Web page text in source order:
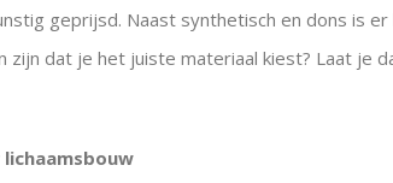
geprijsd. Naast synthetisch en dons is
zijn dat je het juiste materiaal kiest? Laat je